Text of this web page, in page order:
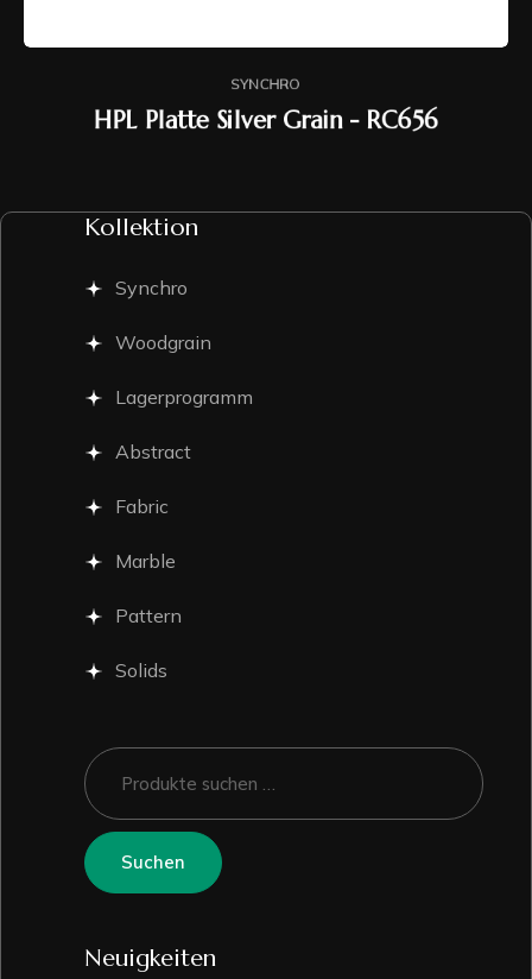
SYNCHRO
HPL Platte Silver Grain - RC656
Kollektion
Synchro
Woodgrain
Lagerprogramm
Abstract
Fabric
Marble
Pattern
Solids
Suchen
Neuigkeiten